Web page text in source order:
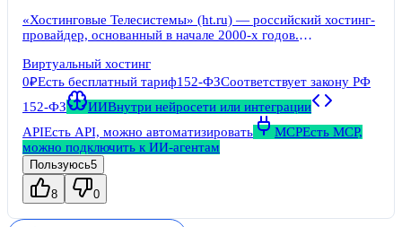
«Хостинговые Телесистемы» (ht.ru) — российский хостинг-
провайдер, основанный в начале 2000-х годов.
Бренд входит в группу компаний «Телесистемы», часть
бизнеса которой исторически связана с
телекоммуникационными услугами. Домен ht.ru
зарегистрирован в 2002 году.
Виртуальный хостинг
0₽Есть бесплатный тариф152-ФЗСоответствует закону РФ
152-ФЗ
ИИВнутри нейросети или интеграции
APIЕсть API, можно автоматизировать MCPЕсть MCP,
можно подключить к ИИ-агентам
Пользуюсь5
8 0